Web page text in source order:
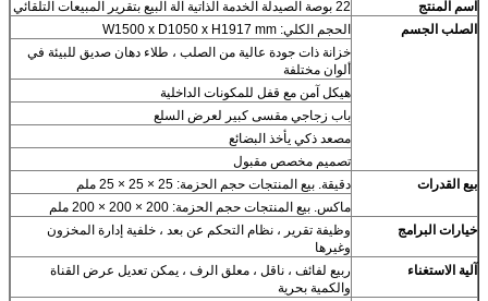
اسم المنتج
22 بوصة الصيدلة الخدمة الذاتية آلة البيع بتقرير المبيعات التلقائي
الصلب الجسم
الحجم الكلي: W1500 x D1050 x H1917 mm
خزانة ذات جودة عالية من الصلب ، طلاء دهان صديق للبيئة في
ألوان مختلفة
هيكل آمن مع قفل للمكونات الداخلية
باب زجاجي مقسى كبير لعرض السلع
مصعد ذكي يأخذ البضائع
تصميم مخصص مقبول
بيع القدرات
دقيقة. بيع المنتجات حجم الحزمة: 25 × 25 × 25 ملم
ماكس. بيع المنتجات حجم الحزمة: 200 × 200 × 200 ملم
خيارات البرامج
وظيفة تقرير ، نظام التحكم عن بعد ، خلفية إدارة المخزون
وغيرها
آلية الاستغناء
ربيع لفائف ، ناقل ، معلق الرف ، يمكن تعديل عرض القناة
والكمية بحرية